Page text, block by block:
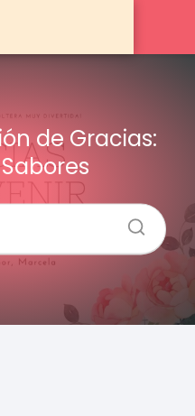
de Gracias: